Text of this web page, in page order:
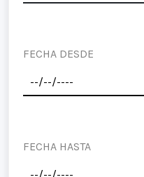
FECHA DESDE
FECHA HASTA